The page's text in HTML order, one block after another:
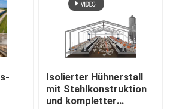
Isolierter Hühnerstall
mit Stahlkonstruktion
und kompletter